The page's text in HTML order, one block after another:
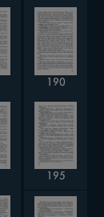
190
195